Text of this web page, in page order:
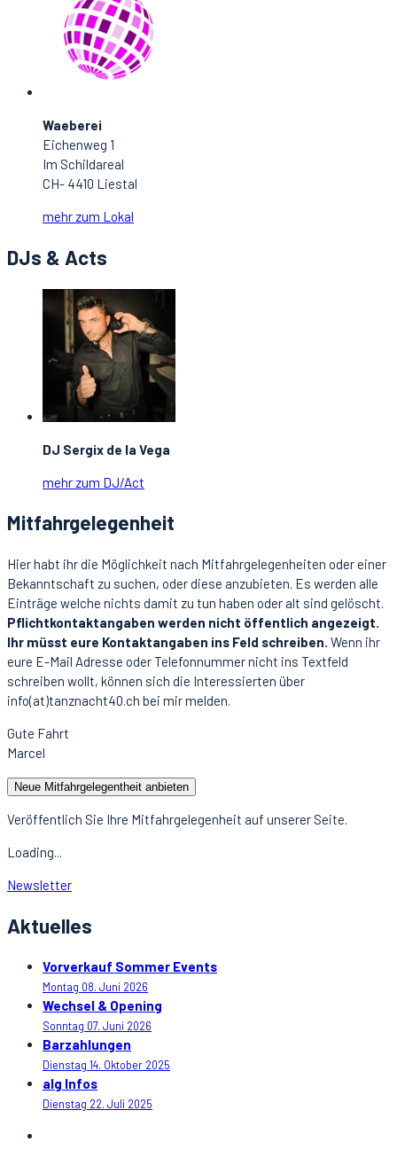
Waeberei
Eichenweg 1
Im Schildareal
CH- 4410 Liestal
mehr zum Lokal
DJs & Acts
DJ Sergix de la Vega
mehr zum DJ/Act
Mitfahrgelegenheit
Hier habt ihr die Möglichkeit nach Mitfahrgelegenheiten oder einer
Bekanntschaft zu suchen, oder diese anzubieten. Es werden alle
Einträge welche nichts damit zu tun haben oder alt sind gelöscht.
Pflichtkontaktangaben werden nicht öffentlich angezeigt.
Ihr müsst eure Kontaktangaben ins Feld schreiben. Wenn ihr
eure E-Mail Adresse oder Telefonnummer nicht ins Textfeld
schreiben wollt, können sich die Interessierten über
info(at)tanznacht40.ch bei mir melden.
Gute Fahrt
Marcel
Neue Mitfahrgelegentheit anbieten
Veröffentlich Sie Ihre Mitfahrgelegenheit auf unserer Seite.
Loading...
Newsletter
Aktuelles
Vorverkauf Sommer Events
Montag 08. Juni 2026
Wechsel & Opening
Sonntag 07. Juni 2026
Barzahlungen
Dienstag 14. Oktober 2025
alg Infos
Dienstag 22. Juli 2025